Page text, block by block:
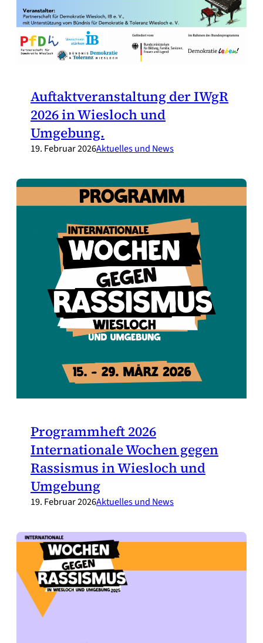
Auftaktveranstaltung der IWgR
2026 in Wiesloch und
Umgebung.
19. Februar 2026Aktuelles und News
Programmheft 2026
Internationale Wochen gegen
Rassismus in Wiesloch und
Umgebung
19. Februar 2026Aktuelles und News